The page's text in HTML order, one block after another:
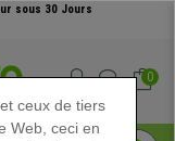
sous 30 Jours
0
ceux de tiers
Web, ceci en